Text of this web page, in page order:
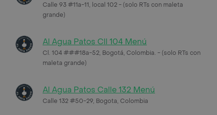
Calle 93 #11a-11, local 102 - (solo RTs con maleta
grande)
Al Agua Patos Cll 104 Menú
Cl. 104 ###18a-52, Bogotá, Colombia. - (solo RTs con
maleta grande)
Al Agua Patos Calle 132 Menú
Calle 132 #50-29, Bogota, Colombia